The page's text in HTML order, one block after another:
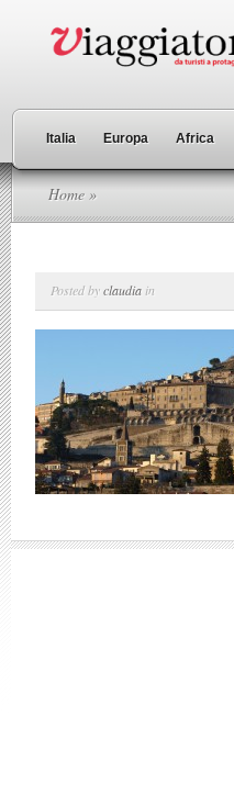
Italia Europa Africa
Home »
Posted byclaudia in